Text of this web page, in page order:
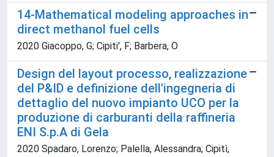
14-Mathematical modeling approaches in
direct methanol fuel cells
2020 Giacoppo, G; Cipiti', F; Barbera, O
Design del layout processo, realizzazione
del P&ID e definizione dell'ingegneria di
dettaglio del nuovo impianto UCO per la
produzione di carburanti della raffineria
ENI S.p.A di Gela
2020 Spadaro, Lorenzo; Palella, Alessandra; Cipitì,